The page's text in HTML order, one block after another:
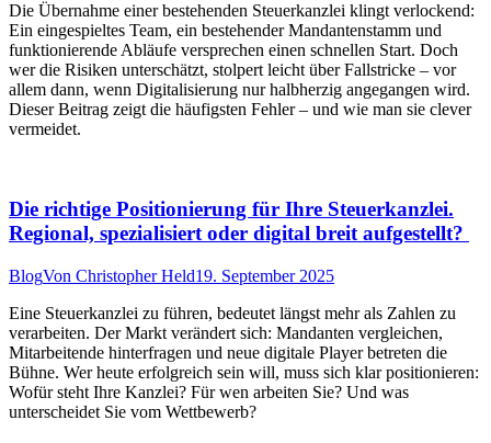
Die Übernahme einer bestehenden Steuerkanzlei klingt verlockend:
Ein eingespieltes Team, ein bestehender Mandantenstamm und
funktionierende Abläufe versprechen einen schnellen Start. Doch
wer die Risiken unterschätzt, stolpert leicht über Fallstricke – vor
allem dann, wenn Digitalisierung nur halbherzig angegangen wird.
Dieser Beitrag zeigt die häufigsten Fehler – und wie man sie clever
vermeidet.
Die richtige Positionierung für Ihre Steuerkanzlei.
Regional, spezialisiert oder digital breit aufgestellt?
BlogVon Christopher Held19. September 2025
Eine Steuerkanzlei zu führen, bedeutet längst mehr als Zahlen zu
verarbeiten. Der Markt verändert sich: Mandanten vergleichen,
Mitarbeitende hinterfragen und neue digitale Player betreten die
Bühne. Wer heute erfolgreich sein will, muss sich klar positionieren:
Wofür steht Ihre Kanzlei? Für wen arbeiten Sie? Und was
unterscheidet Sie vom Wettbewerb?